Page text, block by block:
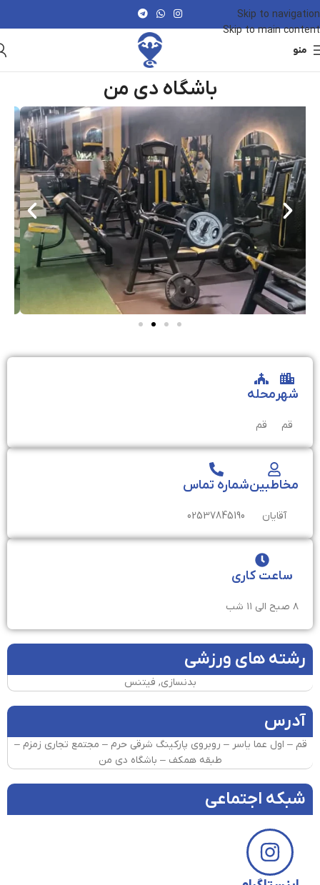
Skip to navigation
Skip to main content
منو
باشگاه دی من
شهر
قم
محله
قم
مخاطبین
آقایان
شماره تماس
02537845190
ساعت کاری
۸ صبح الی ۱۱ شب
رشته های ورزشی
بدنسازی, فیتنس
آدرس
قم – اول عما یاسر – روبروی پارکینگ شرقی حرم – مجتمع تجاری زمزم –
طبقه همکف – باشگاه دی من
شبکه اجتماعی